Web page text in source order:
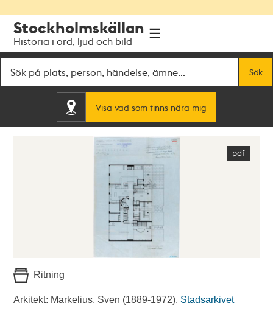
navigationen
huvudinnehållet
Stockholmskällan
Historia i ord, ljud och bild
Sök
Visa vad som finns nära mig
Ritning
Arkitekt: Markelius, Sven (1889-1972). Stadsarkivet